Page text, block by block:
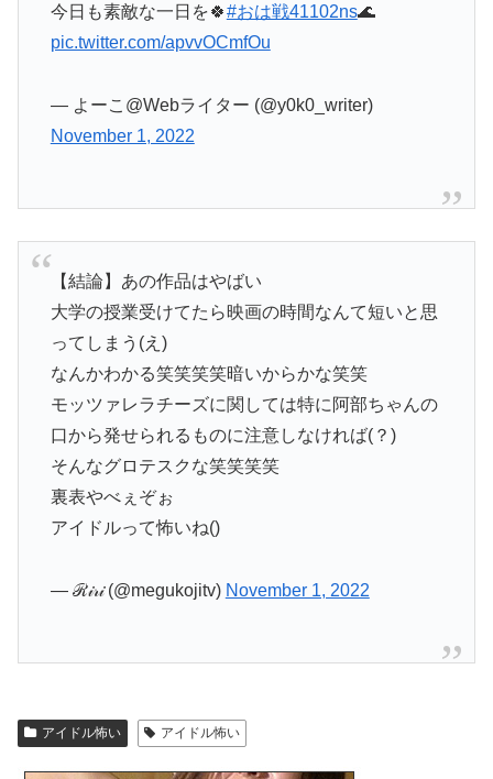
今日も素敵な一日を🍀#おは戦41102ns🌊
pic.twitter.com/apvvOCmfOu
— よーこ@Webライター (@y0k0_writer)
November 1, 2022
【結論】あの作品はやばい
大学の授業受けてたら映画の時間なんて短いと思
ってしまう(え)
なんかわかる笑笑笑笑暗いからかな笑笑
モッツァレラチーズに関しては特に阿部ちゃんの
口から発せられるものに注意しなければ(？)
そんなグロテスクな笑笑笑笑
裏表やべぇぞぉ
アイドルって怖いね()
— ℛ𝒾𝓇𝒾 (@megukojitv) November 1, 2022
アイドル怖い アイドル怖い